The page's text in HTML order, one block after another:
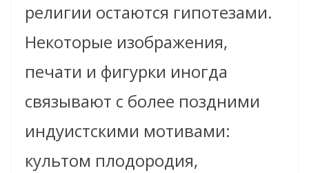
религии остаются гипотезами.
Некоторые изображения,
печати и фигурки иногда
связывают с более поздними
индуистскими мотивами:
культом плодородия,